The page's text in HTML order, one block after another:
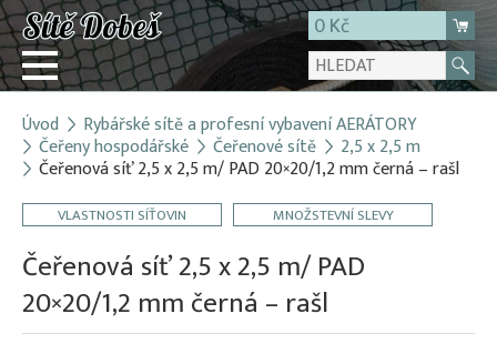
0 Kč
Přihlásit
Registrace
E-shop
O firmě
Kontakt
Úvod Rybářské sítě a profesní vybavení AERÁTORY
Čeřeny hospodářské Čeřenové sítě 2,5 x 2,5 m
Čeřenová síť 2,5 x 2,5 m/ PAD 20×20/1,2 mm černá – rašl
VLASTNOSTI SÍŤOVIN MNOŽSTEVNÍ SLEVY
Čeřenová síť 2,5 x 2,5 m/ PAD
20×20/1,2 mm černá – rašl